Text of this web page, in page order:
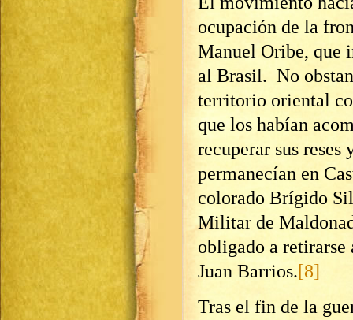
ocupación de la
Manuel Oribe, que
al Brasil. No
territorio oriental
que los habían
recuperar sus reses
permanecían en
colorado Brígido
Militar de
obligado a
Juan Barrios.[8]
Tras el fin de la